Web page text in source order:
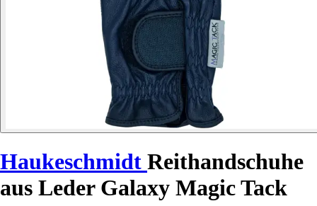
Haukeschmidt Reithandschuhe
aus Leder Galaxy Magic Tack